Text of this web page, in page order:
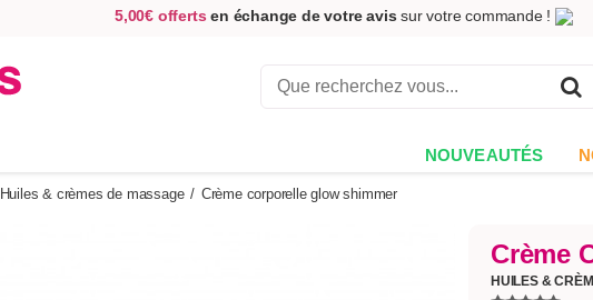
5,00€ offerts en échange de votre avis sur votre commande !
NOUVEAUTÉS
Huiles & crèmes de massage / Crème corporelle glow shimmer
Crème
HUILES &